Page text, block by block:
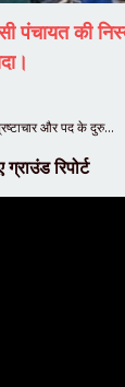
पंचायत की
और पद के दुरु…
रिपोर्ट